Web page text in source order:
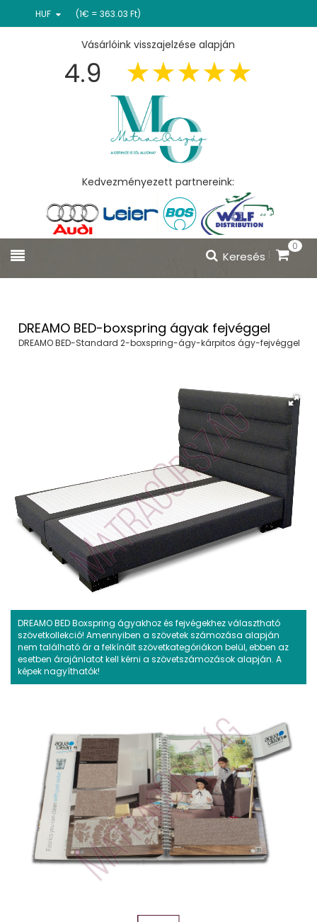
HUF (1€ = 363.03 Ft)
Vásárlóink visszajelzése alapján
4.9
Kedvezményezett partnereink:
0
Keresés
DREAMO BED-boxspring ágyak fejvéggel
DREAMO BED-Standard 2-boxspring-ágy-kárpitos ágy-fejvéggel
DREAMO BED Boxspring ágyakhoz és fejvégekhez választható
szövetkollekció! Amennyiben a szövetek számozása alapján
nem található ár a felkínált szövetkategóriákon belül, ebben az
esetben árajánlatot kell kérni a szövetszámozások alapján. A
képek nagyíthatók!